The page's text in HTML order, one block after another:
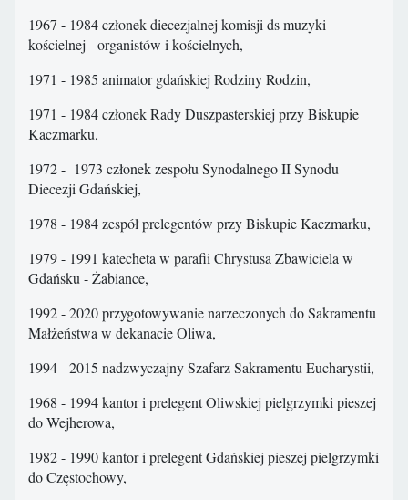
1967 - 1984 członek diecezjalnej komisji ds muzyki
kościelnej - organistów i kościelnych,
1971 - 1985 animator gdańskiej Rodziny Rodzin,
1971 - 1984 członek Rady Duszpasterskiej przy Biskupie
Kaczmarku,
1972 - 1973 członek zespołu Synodalnego II Synodu
Diecezji Gdańskiej,
1978 - 1984 zespół prelegentów przy Biskupie Kaczmarku,
1979 - 1991 katecheta w parafii Chrystusa Zbawiciela w
Gdańsku - Żabiance,
1992 - 2020 przygotowywanie narzeczonych do Sakramentu
Małżeństwa w dekanacie Oliwa,
1994 - 2015 nadzwyczajny Szafarz Sakramentu Eucharystii,
1968 - 1994 kantor i prelegent Oliwskiej pielgrzymki pieszej
do Wejherowa,
1982 - 1990 kantor i prelegent Gdańskiej pieszej pielgrzymki
do Częstochowy,